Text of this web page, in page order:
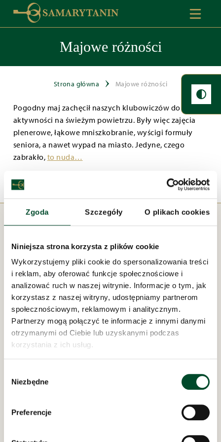
Zgoda Szczegóły O plikach cookies
Niniejsza strona korzysta z plików cookie
Wykorzystujemy pliki cookie do spersonalizowania treści
i reklam, aby oferować funkcje społecznościowe i
analizować ruch w naszej witrynie. Informacje o tym, jak
korzystasz z naszej witryny, udostępniamy partnerom
społecznościowym, reklamowym i analitycznym.
Partnerzy mogą połączyć te informacje z innymi danymi
otrzymanymi od Ciebie lub uzyskanymi podczas
korzystania z ich usług.
zgody
Niezbędne
Preferencje
Majowe różności
Strona główna Majowe różności
Pogodny maj zachęcił naszych klubowiczów do wielu
aktywności na świeżym powietrzu. Były więc zajęcia
plenerowe, łąkowe mniszkobranie, wyścigi formuły
seniora, a nawet wypad na miasto. Jedyne, czego
zabrakło, to nuda…
Pod zarządem: